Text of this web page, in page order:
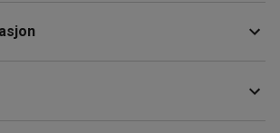
Stativet er dobbeltsidet og er laget i